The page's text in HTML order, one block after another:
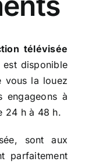
télévisée
disponible
vous la louez
engageons à
24 h à 48 h.
sont aux
parfaitement